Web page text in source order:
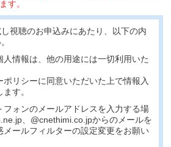
す。
視聴のお申込みにあたり、以下の内
人情報は、他の用途には一切利用いた
ポリシーに同意いただいた上で情報入
す。
フォンのメールアドレスを入力する場
、@cnethimi.co.jpからのメールを
メールフィルターの設定変更をお願い